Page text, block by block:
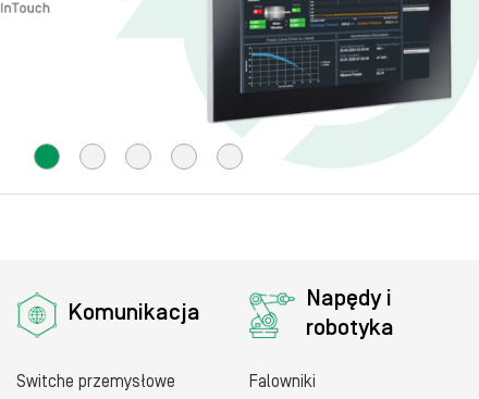
Komunikacja
Switche przemysłowe
Napędy i
robotyka
Falowniki